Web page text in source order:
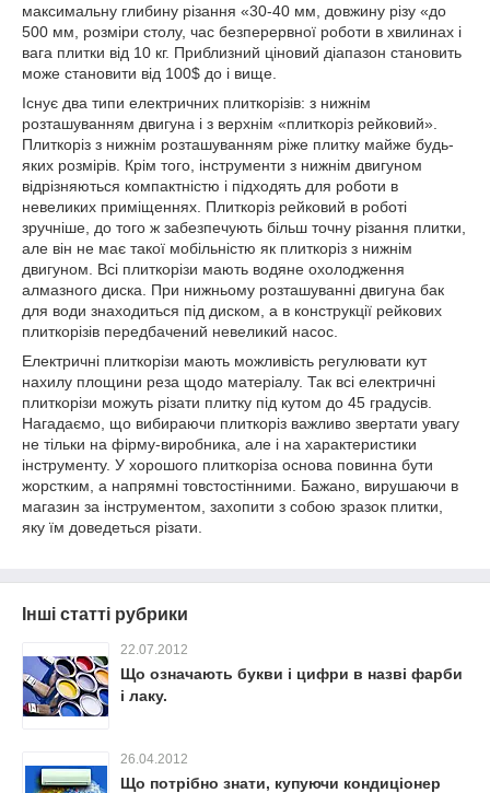
максимальну глибину різання «30-40 мм, довжину різу «до
500 мм, розміри столу, час безперервної роботи в хвилинах і
вага плитки від 10 кг. Приблизний ціновий діапазон становить
може становити від 100$ до і вище.
Існує два типи електричних плиткорізів: з нижнім
розташуванням двигуна і з верхнім «плиткоріз рейковий».
Плиткоріз з нижнім розташуванням ріже плитку майже будь-
яких розмірів. Крім того, інструменти з нижнім двигуном
відрізняються компактністю і підходять для роботи в
невеликих приміщеннях. Плиткоріз рейковий в роботі
зручніше, до того ж забезпечують більш точну різання плитки,
але він не має такої мобільністю як плиткоріз з нижнім
двигуном. Всі плиткорізи мають водяне охолодження
алмазного диска. При нижньому розташуванні двигуна бак
для води знаходиться під диском, а в конструкції рейкових
плиткорізів передбачений невеликий насос.
Електричні плиткорізи мають можливість регулювати кут
нахилу площини реза щодо матеріалу. Так всі електричні
плиткорізи можуть різати плитку під кутом до 45 градусів.
Нагадаємо, що вибираючи плиткоріз важливо звертати увагу
не тільки на фірму-виробника, але і на характеристики
інструменту. У хорошого плиткоріза основа повинна бути
жорстким, а напрямні товстостінними. Бажано, вирушаючи в
магазин за інструментом, захопити з собою зразок плитки,
яку їм доведеться різати.
Інші статті рубрики
22.07.2012
Що означають букви і цифри в назві фарби
і лаку.
26.04.2012
Що потрібно знати, купуючи кондиціонер